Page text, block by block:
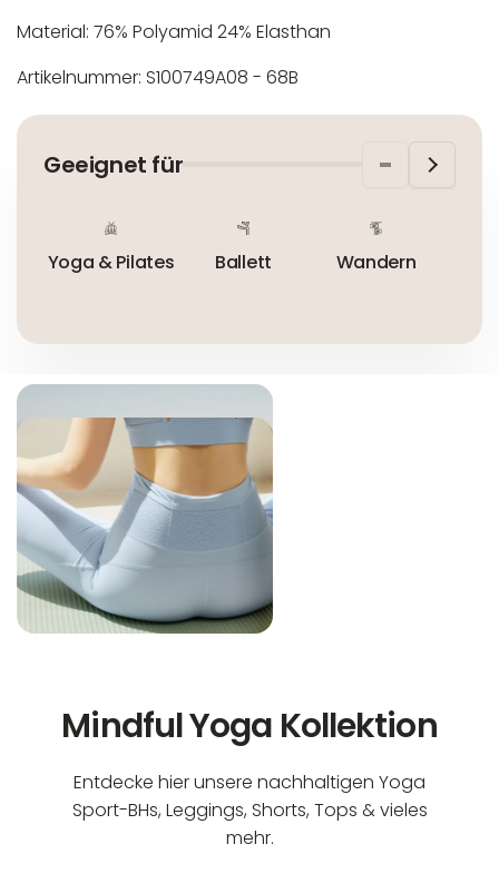
Material: 76% Polyamid 24% Elasthan
Artikelnummer: S100749A08 - 68B
Maschinenwäsche bis 30°C
Nicht bügeln
In der EU niedergelassener verantwortlicher
Geeignet für
Yoga & Pilates Ballett Wandern
Mindful Yoga Kollektion
Entdecke hier unsere nachhaltigen Yoga
Sport-BHs, Leggings, Shorts, Tops & vieles
mehr.